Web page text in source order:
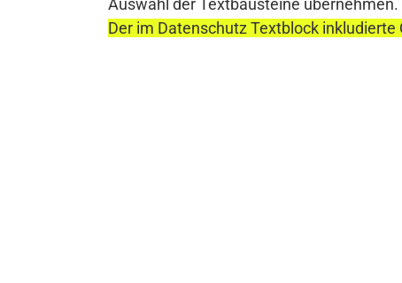
Auswahl der Textbausteine übernehmen.
Der im Datenschutz Textblock